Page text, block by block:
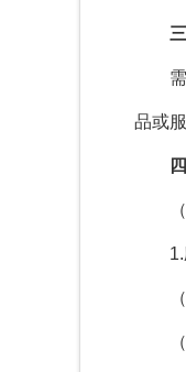
需要
品或
（
1.
（
（